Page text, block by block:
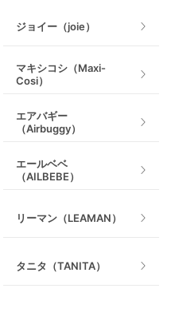
ジョイー（joie）
マキシコシ（Maxi-
Cosi）
エアバギー
（Airbuggy）
エールベベ
（AILBEBE）
リーマン（LEAMAN）
タニタ（TANITA）